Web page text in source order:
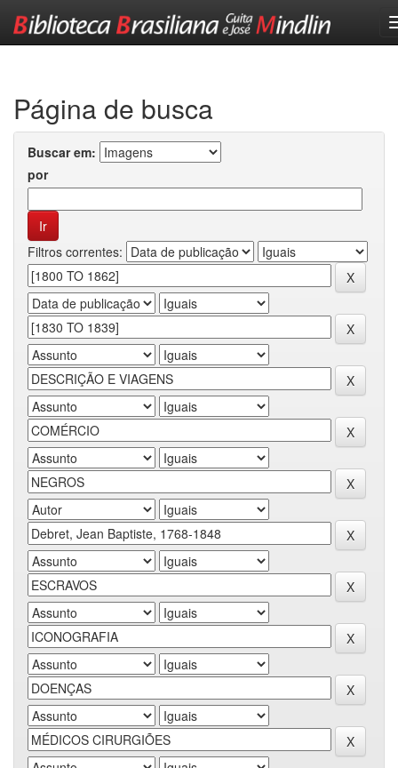
Página de busca
Buscar em:
por
Filtros correntes: